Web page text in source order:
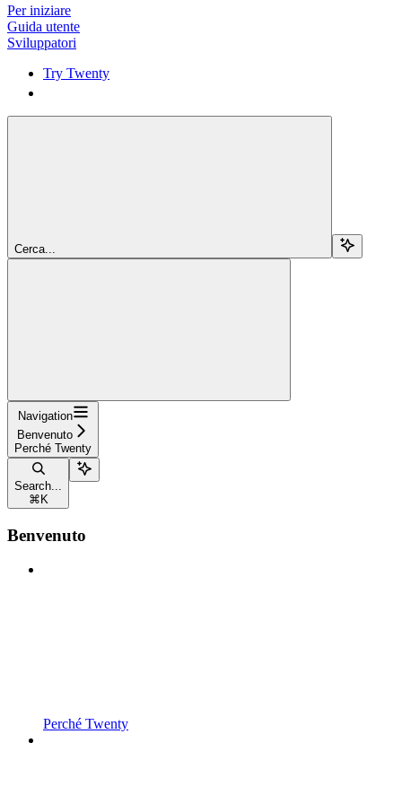
Per iniziare
Guida utente
Sviluppatori
Try Twenty
Cerca...
Navigation
Benvenuto
Perché Twenty
Search...
⌘ K
Benvenuto
Perché Twenty